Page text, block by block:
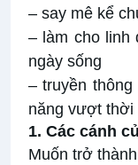
– say mê kể
– làm cho linh
ngày sống
– truyền
năng vượt thời
1. Các cánh
Muốn trở